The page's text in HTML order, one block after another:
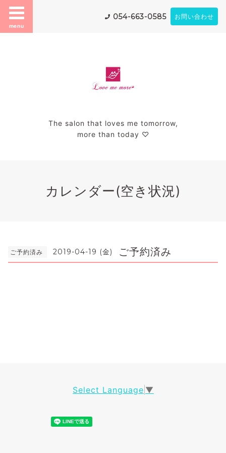
menu
054-663-0585 お問い合わせ
The salon that loves me tomorrow,
more than today ♡
カレンダー(空き状況)
ご予約済み 2019-04-19 (金) ご予約済み
Select Language ▼